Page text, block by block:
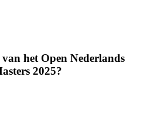
het Open Nederlands
2025?